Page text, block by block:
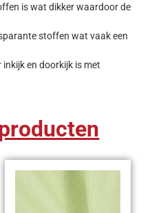
is wat dikker waardoor de
stoffen wat vaak een
en doorkijk is met